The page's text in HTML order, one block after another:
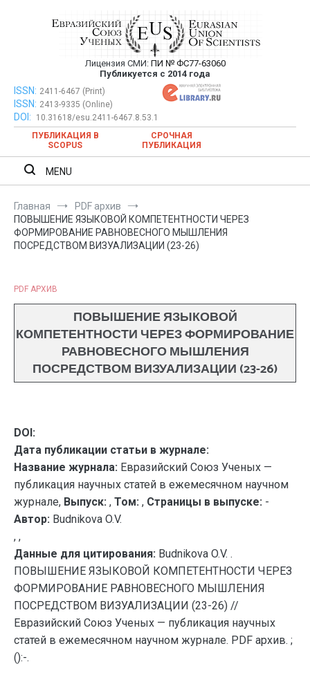
Евразийский Союз Ученых —
публикация научных статей в
ежемесячном научном журнале
Лицензия СМИ: ПИ № ФС77-63060
Публикуется с 2014 года
Евразийский Союз Ученых — публикация научных статей в
ежемесячном научном журнале
ISSN: 2411-6467 (Print)
ISSN: 2413-9335 (Online)
DOI:
10.31618/esu.2411-6467.8.53.1
ПУБЛИКАЦИЯ В
SCOPUS
СРОЧНАЯ
ПУБЛИКАЦИЯ
MENU
Главная
PDF архив
ПОВЫШЕНИЕ ЯЗЫКОВОЙ КОМПЕТЕНТНОСТИ ЧЕРЕЗ
ФОРМИРОВАНИЕ РАВНОВЕСНОГО МЫШЛЕНИЯ
ПОСРЕДСТВОМ ВИЗУАЛИЗАЦИИ (23-26)
PDF АРХИВ
ПОВЫШЕНИЕ ЯЗЫКОВОЙ
КОМПЕТЕНТНОСТИ ЧЕРЕЗ ФОРМИРОВАНИЕ
РАВНОВЕСНОГО МЫШЛЕНИЯ
ПОСРЕДСТВОМ ВИЗУАЛИЗАЦИИ (23-26)
DOI:
Дата публикации статьи в журнале:
Название журнала: Евразийский Союз Ученых —
публикация научных статей в ежемесячном научном
журнале, Выпуск: , Том: , Страницы в выпуске: -
Автор: Budnikova O.V.
, ,
Данные для цитирования: Budnikova O.V. .
ПОВЫШЕНИЕ ЯЗЫКОВОЙ КОМПЕТЕНТНОСТИ ЧЕРЕЗ
ФОРМИРОВАНИЕ РАВНОВЕСНОГО МЫШЛЕНИЯ
ПОСРЕДСТВОМ ВИЗУАЛИЗАЦИИ (23-26) //
Евразийский Союз Ученых — публикация научных
статей в ежемесячном научном журнале. PDF архив. ;
():-.